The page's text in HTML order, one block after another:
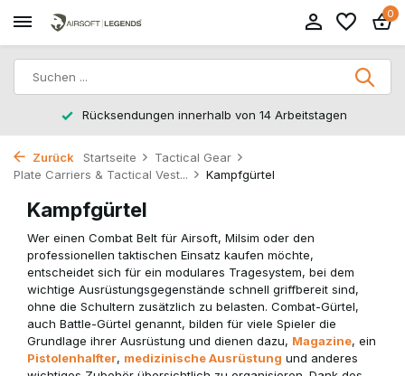
0
Rücksendungen innerhalb von 14 Arbeitstagen
Zurück Startseite
Tactical Gear
Plate Carriers & Tactical Vest...
Kampfgürtel
Kampfgürtel
Wer einen Combat Belt für Airsoft, Milsim oder den
professionellen taktischen Einsatz kaufen möchte,
entscheidet sich für ein modulares Tragesystem, bei dem
wichtige Ausrüstungsgegenstände schnell griffbereit sind,
ohne die Schultern zusätzlich zu belasten. Combat-Gürtel,
auch Battle-Gürtel genannt, bilden für viele Spieler die
Grundlage ihrer Ausrüstung und dienen dazu, Magazine, ein
Pistolenhalfter, medizinische Ausrüstung und anderes